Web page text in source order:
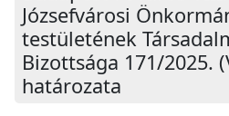
Józsefvárosi
testületének
Bizottsága 171/2025.
határozata